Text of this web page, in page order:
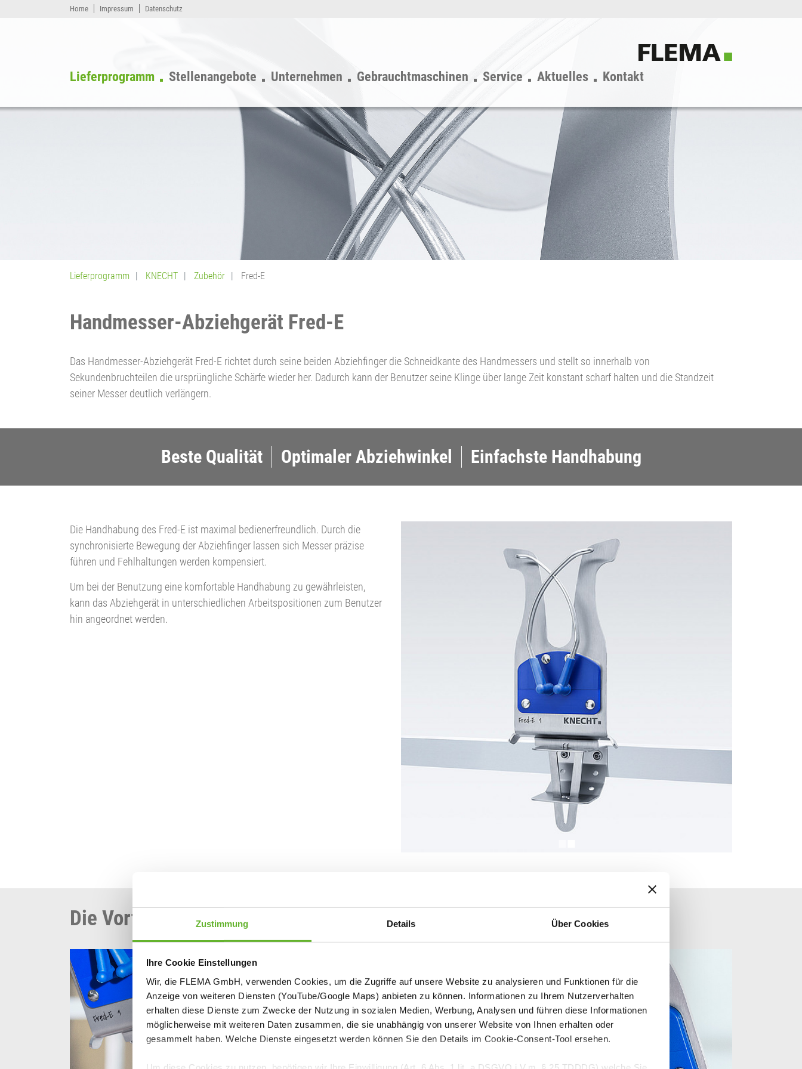
Zustimmung Details Über Cookies
Ihre Cookie Einstellungen
Wir, die FLEMA GmbH, verwenden Cookies, um die Zugriffe auf unsere Website zu analysieren und Funktionen für die
Anzeige von weiteren Diensten (YouTube/Google Maps) anbieten zu können. Informationen zu Ihrem Nutzerverhalten
erhalten diese Dienste zum Zwecke der Nutzung in sozialen Medien, Werbung, Analysen und führen diese Informationen
möglicherweise mit weiteren Daten zusammen, die sie unabhängig von unserer Website von Ihnen erhalten oder
gesammelt haben. Welche Dienste eingesetzt werden können Sie den Details im Cookie-Consent-Tool ersehen.
Home Impressum Datenschutz
Lieferprogramm Stellenangebote Unternehmen Gebrauchtmaschinen Service Aktuelles Kontakt
Lieferprogramm KNECHT Zubehör Fred-E
Handmesser-Abziehgerät Fred-E
Das Handmesser-Abziehgerät Fred-E richtet durch seine beiden Abziehfinger die Schneidkante des Handmessers und stellt so innerhalb von
Sekundenbruchteilen die ursprüngliche Schärfe wieder her. Dadurch kann der Benutzer seine Klinge über lange Zeit konstant scharf halten und die Standzeit
seiner Messer deutlich verlängern.
Beste Qualität Optimaler Abziehwinkel Einfachste Handhabung
Die Handhabung des Fred-E ist maximal bedienerfreundlich. Durch die
synchronisierte Bewegung der Abziehfinger lassen sich Messer präzise
führen und Fehlhaltungen werden kompensiert.
Um bei der Benutzung eine komfortable Handhabung zu gewährleisten,
kann das Abziehgerät in unterschiedlichen Arbeitspositionen zum Benutzer
hin angeordnet werden.
Die Vorteile auf einen Blick